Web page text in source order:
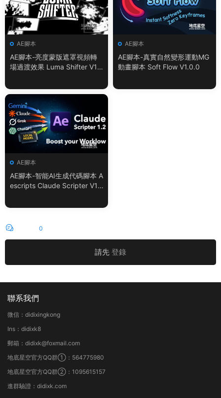
AE腳本
AE腳本-亮度蒙版遮罩視頻轉
場過渡效果 Luma Shifter V1.
AE腳本
AE腳本-真實自然變形運動MG
動畫腳本 Soft Flow V1.0.0
AE腳本
AE腳本-智能AI生成代碼腳本 A
escripts Claude Scripter V1.
0
請先 登錄
聯系我們
微信：didixingkong
Ins：didixk8
郵箱：didixk@foxmail.com
地底星空官方QQ群①：564775980
地底星空官方QQ群②：1095615157
進群驗證：didixk.com